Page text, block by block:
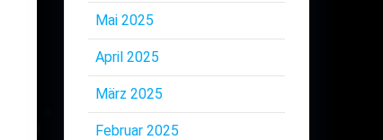
Mai 2025
April 2025
März 2025
Februar 2025